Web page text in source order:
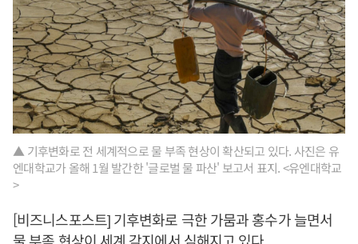
▲ 기후변화로 전 세계적으로 물 부족 현상이 확산되고 있다. 사진은 유
엔대학교가 올해 1월 발간한 '글로벌 물 파산' 보고서 표지. <유엔대학교
>
[비즈니스포스트] 기후변화로 극한 가뭄과 홍수가 늘면서